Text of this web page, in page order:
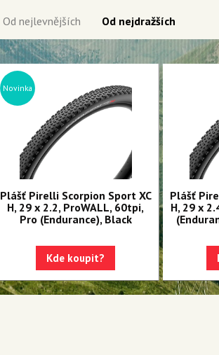
Od nejlevnějších Od nejdražších
Novinka
Plášť Pirelli Scorpion Sport XC
H, 29 x 2.2, ProWALL, 60tpi,
Pro (Endurance), Black
Kde koupit?
Plášť
H, 29 x